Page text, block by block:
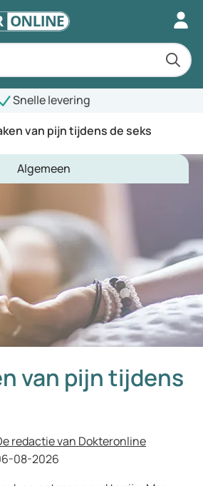
van pijn tijdens de seks
Algemeen
van pijn tijdens
redactie van Dokteronline
08-2026